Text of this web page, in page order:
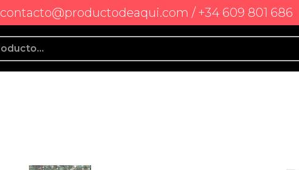
contacto@productodeaqui.com / +34 609 801 686